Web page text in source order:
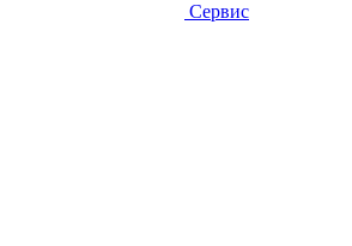
Сервис